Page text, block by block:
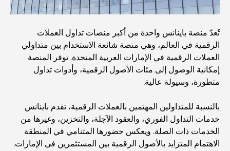
الانتقال إلى دبي من أستراليا: دليل شامل للانتقال
رحلة سفاري فاخرة ليلية في دبي: ملاذ فاخر
أغلى سيارات تسلا: الابتكار يلتقي بالأداء
مطاعم الوصل: أشهر أماكن تناول الطعام في دبي
تُعدّ منصة باينانس واحدة من أكبر منصات تداول العملات
الرقمية في العالم، وهي منصة شائعة الاستخدام بين متداولي
العملات الرقمية في الإمارات العربية المتحدة. توفر المنصة
إمكانية الوصول إلى مئات الأصول الرقمية، وأدوات تداول
متطورة، وسيولة عالية.
بالنسبة للمتداولين المهتمين بالعملات الرقمية، تقدم باينانس
خدمات التداول الفوري، والعقود الآجلة، والتخزين، وغيرها من
الخدمات ذات الصلة. ويعكس حضورها المتنامي في المنطقة
الاهتمام المتزايد بالأصول الرقمية بين المستثمرين في الإمارات.